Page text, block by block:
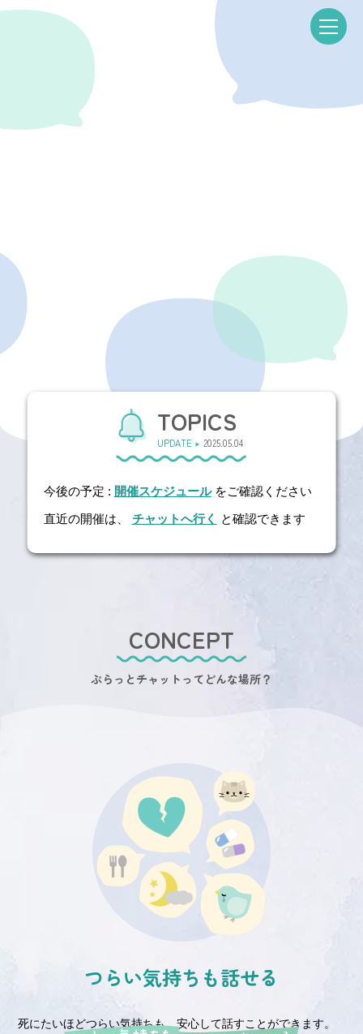
TOPICS
UPDATE 2025.05.04
今後の予定 : 開催スケジュール をご確認ください
直近の開催は、 チャットへ行く と確認できます
CONCEPT
ぷらっとチャットってどんな場所？
つらい気持ちも話せる
死にたいほどつらい気持ちも、安心して話すことができます。